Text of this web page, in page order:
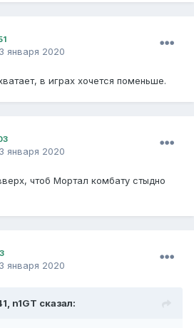
января 2020
в играх хочется поменьше.
января 2020
чтоб Мортал комбату стыдно
января 2020
n1GT сказал: